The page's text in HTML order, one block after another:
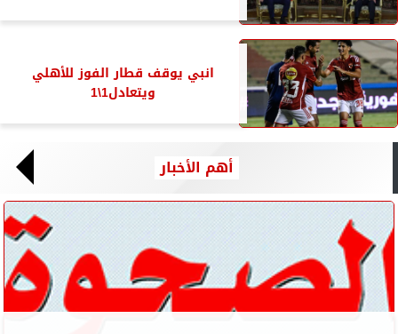
انبي يوقف قطار الفوز للأهلي
ويتعادل1\1
أهم الأخبار